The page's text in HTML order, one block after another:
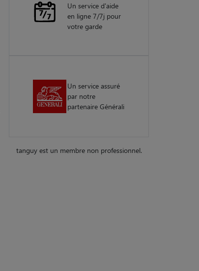
Un service d'aide
en ligne 7/7j pour
votre garde
Un service assuré
par notre
partenaire Générali
tanguy est un membre non professionnel.